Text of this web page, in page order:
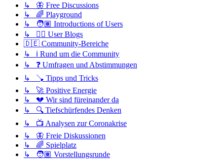
↳ 🦋 Free Discussions
↳ 🌈 Playground
↳ 🧑🏽 Introductions of Users
↳ ✍🏽 User Blogs
🇩🇪 Community-Bereiche
↳ ℹ️ Rund um die Community
↳ ❓ Umfragen und Abstimmungen
↳ 🪠 Tipps und Tricks
↳ 🚀 Positive Energie
↳ 💔 Wir sind füreinander da
↳ 🔍 Tiefschürfendes Denken
↳ 📺 Analysen zur Coronakrise
↳ 🦋 Freie Diskussionen
↳ 🌈 Spielplatz
↳ 🧑🏽 Vorstellungsrunde